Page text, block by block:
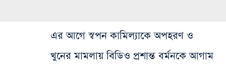
এর আগে স্বপন কামিল্যাকে অপহরণ ও
খুনের মামলায় বিডিও‌ প্রশান্ত বর্মন‌কে আগাম